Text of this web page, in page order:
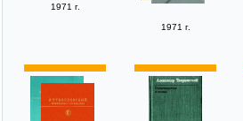
1971 г.
1971 г.